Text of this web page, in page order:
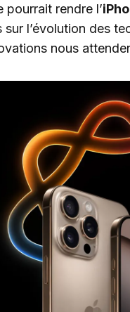
pourrait rendre l’
l’évolution des
nous